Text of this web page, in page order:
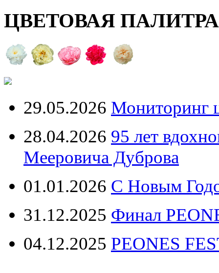
ЦВЕТОВАЯ
29.05.2026 Мониторинг
28.04.2026 95 лет
Мееровича Дуброва
01.01.2026 С Новым
31.12.2025 Финал
04.12.2025 PEONES